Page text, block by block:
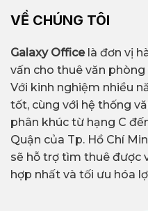
VỀ CHÚNG TÔI
Galaxy Officelà đơn vị
vấn cho thuê văn
Với kinh nghiệm nhiều
tốt, cùng với hệ thống
phân khúc từ hạng C
Quận của Tp. Hồ Chí
sẽ hỗ trợ tìm thuê được
hợp nhất và tối ưu hóa